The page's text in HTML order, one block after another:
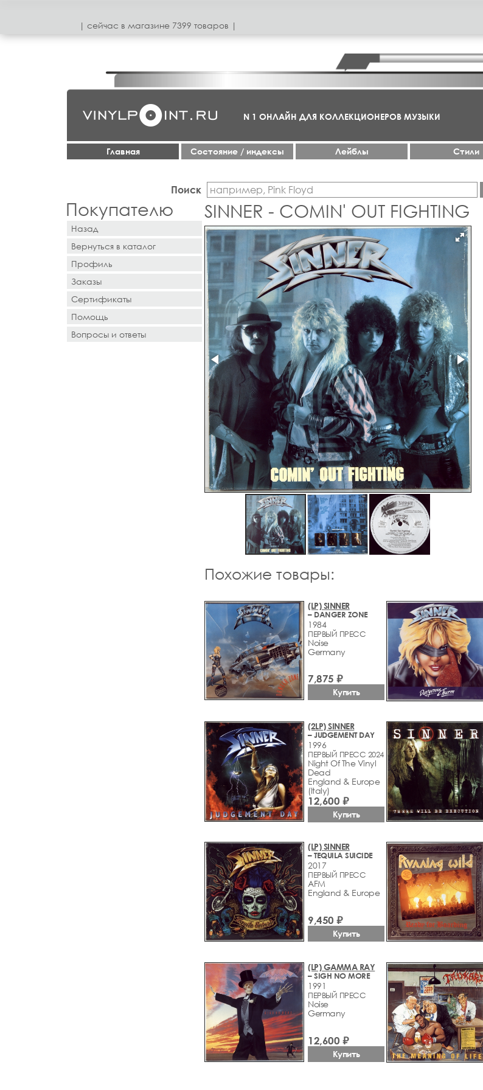
| сeйчас в магазинe 7399 товаров |
N 1 ОНЛАЙН ДЛЯ КОЛЛЕКЦИОНЕРОВ МУЗЫКИ
Главная Cостояние / индексы Лейблы Стили
Поиск
Покупателю
Назад
Вернуться в каталог
Профиль
Заказы
Сертификаты
Помощь
Вопросы и ответы
SINNER - COMIN' OUT FIGHTING
Похожие товары:
(LP) SINNER
– DANGER ZONE
1984
ПЕРВЫЙ ПРЕСС
Noise
Germany
7,875 ₽
Купить
(2LP) SINNER
– JUDGEMENT DAY
1996
ПЕРВЫЙ ПРЕСС 2024
Night Of The Vinyl
Dead
England & Europe
(Italy)
12,600 ₽
Купить
(LP) SINNER
– TEQUILA SUICIDE
2017
ПЕРВЫЙ ПРЕСС
AFM
England & Europe
9,450 ₽
Купить
(LP) GAMMA RAY
– SIGH NO MORE
1991
ПЕРВЫЙ ПРЕСС
Noise
Germany
12,600 ₽
Купить